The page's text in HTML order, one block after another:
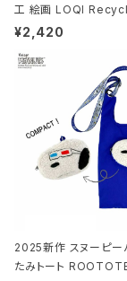
工 絵画 LOQI
ーキー 大きめ トート
¥2,420
2025新作 スヌーピー
たみトート